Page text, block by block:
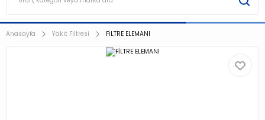
Anasayfa Yakıt Filtresi FİLTRE ELEMANI